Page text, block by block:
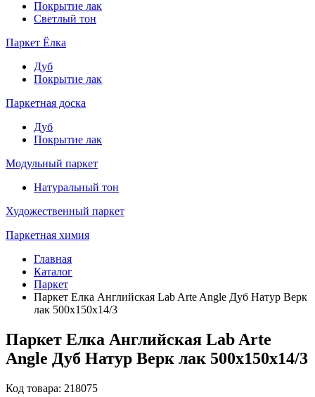
Покрытие лак
Светлый тон
Паркет Ёлка
Дуб
Покрытие лак
Паркетная доска
Дуб
Покрытие лак
Модульный паркет
Натуральный тон
Художественный паркет
Паркетная химия
Главная
Каталог
Паркет
Паркет Елка Английская Lab Arte Angle Дуб Натур Верк
лак 500х150х14/3
Паркет Елка Английская Lab Arte
Angle Дуб Натур Верк лак 500х150х14/3
Код товара: 218075